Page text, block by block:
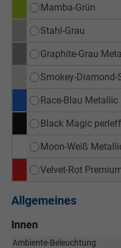
Mamba-Grün
Stahl-Grau
Graphite-Grau
Smokey-
Race-Blau Metallic
Black Magic
Moon-Weiß
Velvet-Rot
Allgemeines
Innen
Ambiente-Beleuchtung